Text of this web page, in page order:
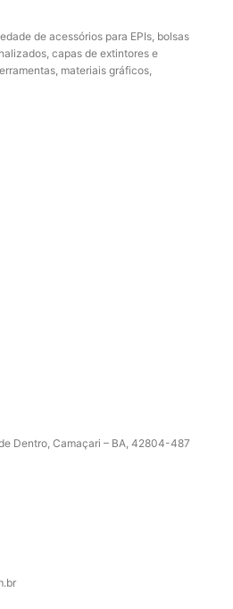
de acessórios para EPIs, bolsas
capas de extintores e
materiais gráficos,
Dentro, Camaçari – BA, 42804-487